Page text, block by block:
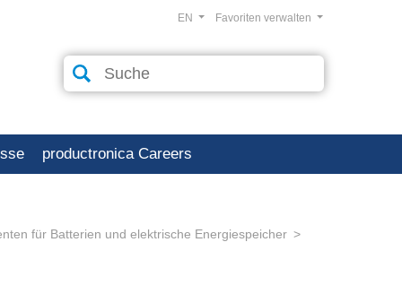
Favoriten verwalten
EN
productronica Careers
für Batterien und elektrische Energiespeicher